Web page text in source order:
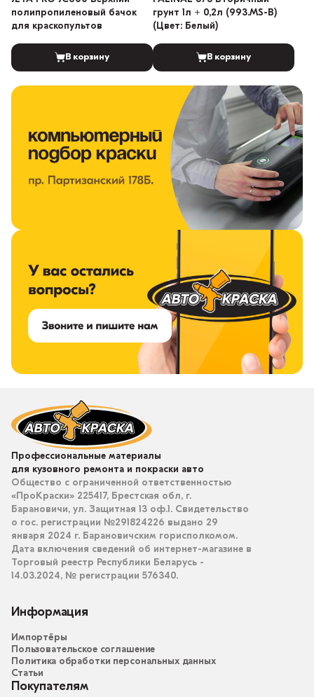
полипропиленовый бачок
для краскопультов
В корзину
грунт 1л + 0,2л (993.MS-B)
(Цвет: Белый)
В корзину
компьютерный подбор
краски
У вас остались вопросы?
Профессиональные материалы
для кузовного ремонта и покраски авто
Общество с ограниченной ответственностью
«ПроКраски» 225417, Брестская обл, г.
Барановичи, ул. Защитная 13 оф.1. Свидетельство
о гос. регистрации №291824226 выдано 29
января 2024 г. Барановичским горисполкомом.
Дата включения сведений об интернет-магазине в
Торговый реестр Республики Беларусь -
14.03.2024, № регистрации 576340.
Информация
Импортёры
Пользовательское соглашение
Политика обработки персональных данных
Статьи
Покупателям